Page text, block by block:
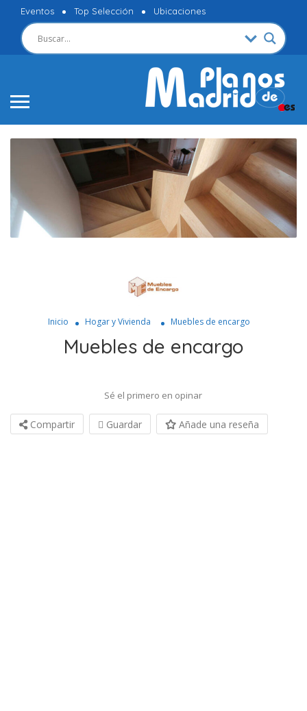
Eventos Top Selección Ubicaciones
Inicio Hogar y Vivienda Muebles de encargo
Muebles de encargo
Sé el primero en opinar
Compartir Guardar Añade una reseña